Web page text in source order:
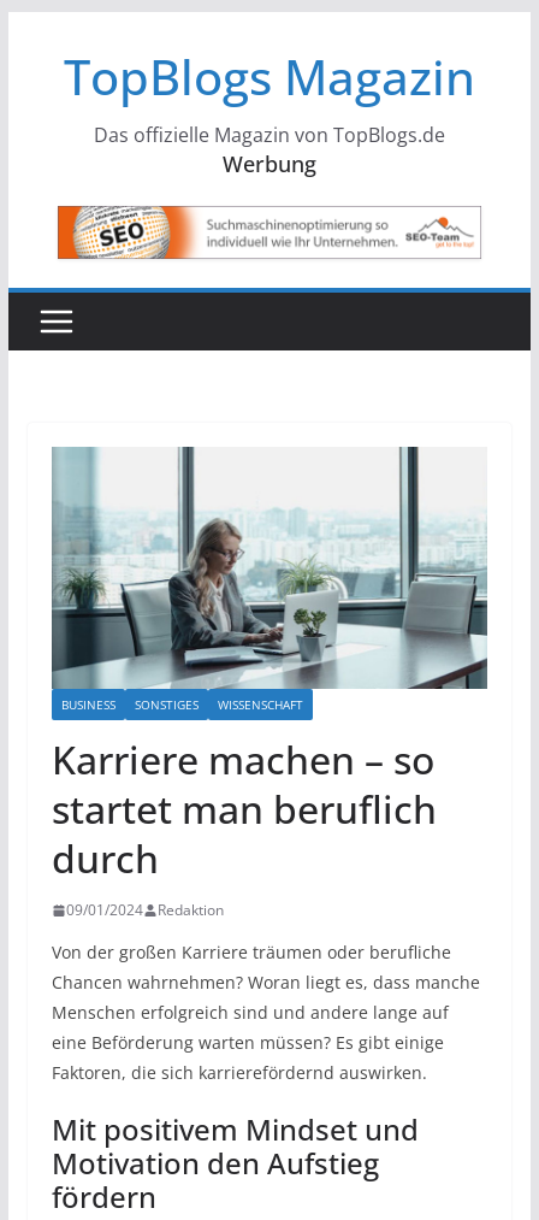
springenTopBlogs Magazin
Das offizielle Magazin von TopBlogs.de
Werbung
BUSINESS SONSTIGES WISSENSCHAFT
Karriere machen – so
startet man beruflich
durch
09/01/2024 Redaktion
Von der großen Karriere träumen oder berufliche
Chancen wahrnehmen? Woran liegt es, dass manche
Menschen erfolgreich sind und andere lange auf
eine Beförderung warten müssen? Es gibt einige
Faktoren, die sich karrierefördernd auswirken.
Mit positivem Mindset und
Motivation den Aufstieg
fördern